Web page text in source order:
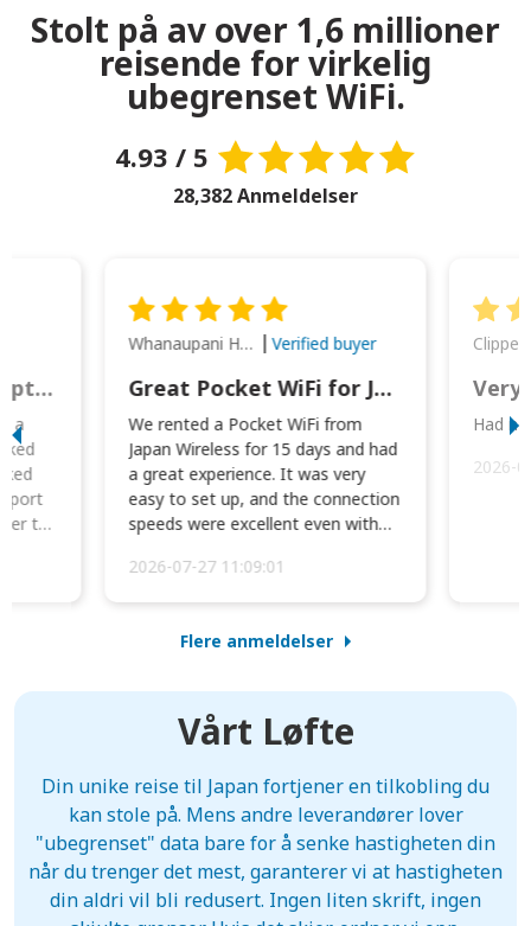
Stolt på av over 1,6 millioner
reisende for virkelig
ubegrenset WiFi.
4.93 / 5
28,382 Anmeldelser
This was wonderful option to a family of four. Everything worked smoothly.
a
to
Whanaupani Henry Joseph Macown Verified buyer
Great Pocket WiFi for Japan Travel
We rented a Pocket WiFi from
Japan Wireless for 15 days and had
a great experience. It was very
easy to set up, and the connection
speeds were excellent even with
2026-07-27 11:09:01
Very
Had
2026-
Flere anmeldelser
Vårt Løfte
Din unike reise til Japan fortjener en tilkobling du
kan stole på. Mens andre leverandører lover
"ubegrenset" data bare for å senke hastigheten din
når du trenger det mest, garanterer vi at hastigheten
din aldri vil bli redusert. Ingen liten skrift, ingen